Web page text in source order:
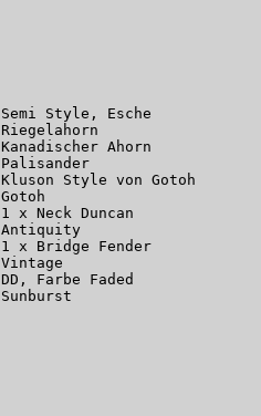
Semi Style, Esche
Riegelahorn
Kanadischer Ahorn
Palisander
Kluson Style von Gotoh
Gotoh
1 x Neck Duncan
Antiquity
1 x Bridge Fender
Vintage
DD, Farbe Faded
Sunburst